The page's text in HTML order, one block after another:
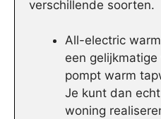
verschillende soorten.
All-electric
een
pompt warm
Je kunt dan
woning